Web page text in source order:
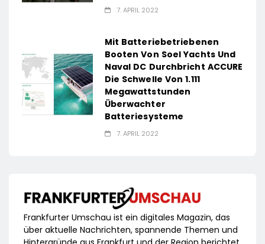
7. APRIL 2022
Mit Batteriebetriebenen
Booten Von Soel Yachts Und
Naval DC Durchbricht ACCURE
Die Schwelle Von 1.111
Megawattstunden
Überwachter
Batteriesysteme
7. APRIL 2022
Frankfurter Umschau ist ein digitales Magazin, das
über aktuelle Nachrichten, spannende Themen und